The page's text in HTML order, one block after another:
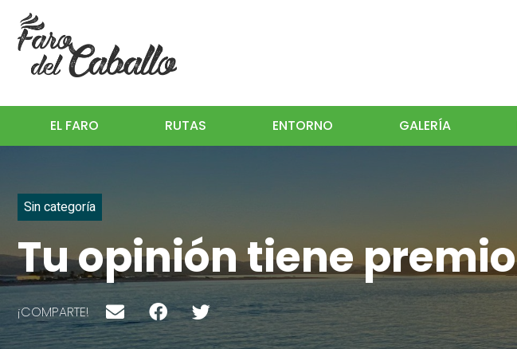
EL FARO RUTAS ENTORNO GALERÍA
Sin categoría
Tu opinión tiene premio
¡COMPARTE!